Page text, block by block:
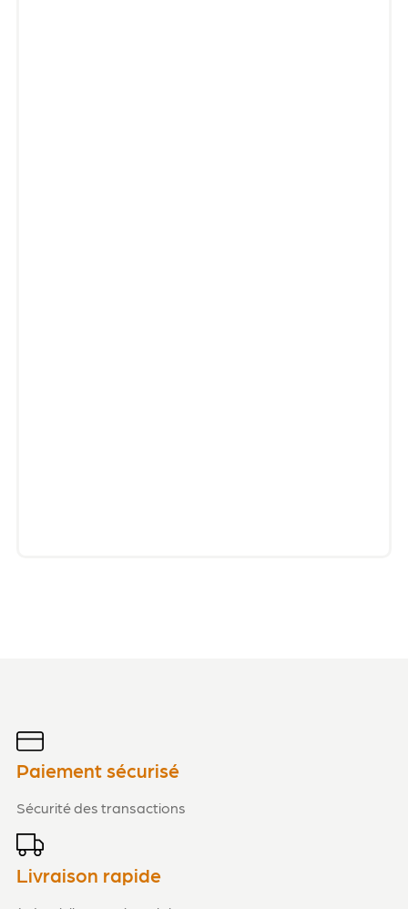
Paiement sécurisé
Sécurité des transactions
Livraison rapide